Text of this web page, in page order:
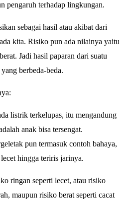
pengaruh terhadap lingkungan.
sebagai hasil atau akibat dari
kita. Risiko pun ada nilainya yaitu
Jadi hasil paparan dari suatu
berbeda-beda.
listrik terkelupas, itu mengandung
anak bisa tersengat.
pun termasuk contoh bahaya,
hingga teriris jarinya.
ringan seperti lecet, atau risiko
maupun risiko berat seperti cacat